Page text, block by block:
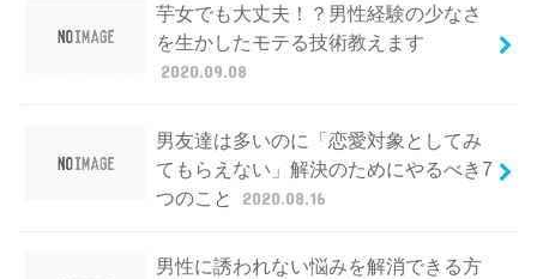
芋女でも大丈夫！？男性経験の少なさ
を生かしたモテる技術教えます
2020.09.08
男友達は多いのに「恋愛対象としてみ
てもらえない」解決のためにやるべき7
つのこと
2020.08.16
男性に誘われない悩みを解消できる方